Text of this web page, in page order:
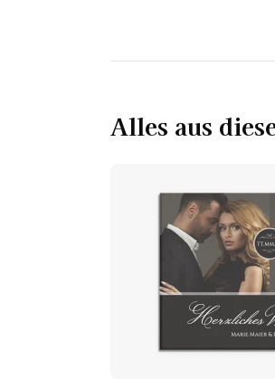
Alles aus